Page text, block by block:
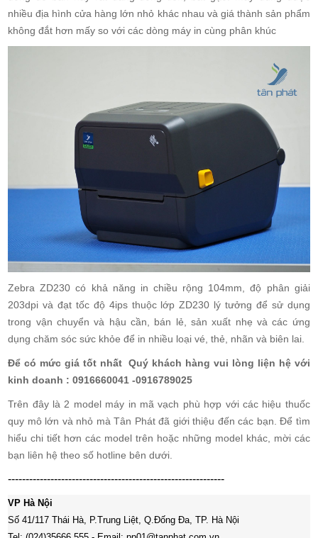
nhiều địa hình cửa hàng lớn nhỏ khác nhau và giá thành sản phẩm
không đắt hơn mấy so với các dòng máy in cùng phân khúc
Zebra ZD230 có khả năng in chiều rộng 104mm, độ phân giải
203dpi và đạt tốc độ 4ips thuộc lớp ZD230 lý tưởng để sử dụng
trong vận chuyển và hậu cần, bán lẻ, sản xuất nhẹ và các ứng
dụng chăm sóc sức khỏe để in nhiều loại vé, thẻ, nhãn và biên lai.
Để có mức giá tốt nhất Quý khách hàng vui lòng liện hệ với
kinh doanh : 0916660041 -0916789025
Trên đây là 2 model máy in mã vạch phù hợp với các hiệu thuốc
quy mô lớn và nhỏ mà Tân Phát đã giới thiệu đến các bạn. Để tìm
hiểu chi tiết hơn các model trên hoặc những model khác, mời các
bạn liên hệ theo số hotline bên dưới.
-------------------------------------------------------------
VP Hà Nội
Số 41/117 Thái Hà, P.Trung Liệt, Q.Đống Đa, TP. Hà Nội